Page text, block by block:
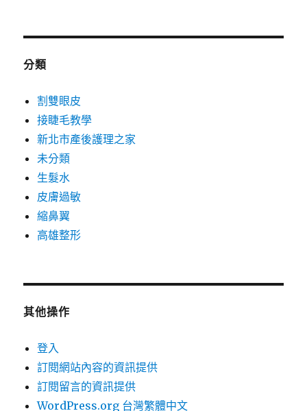
分類
割雙眼皮
接睫毛教學
新北市產後護理之家
未分類
生髮水
皮膚過敏
縮鼻翼
高雄整形
其他操作
登入
訂閱網站內容的資訊提供
訂閱留言的資訊提供
WordPress.org 台灣繁體中文